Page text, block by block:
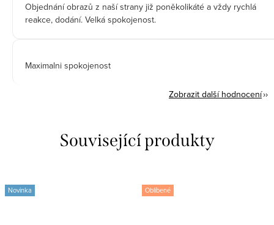
Objednání obrazů z naší strany již poněkolikáté a vždy rychlá
reakce, dodání. Velká spokojenost.
Maximalni spokojenost
Zobrazit další hodnocení
Související produkty
Novinka Oblíbené